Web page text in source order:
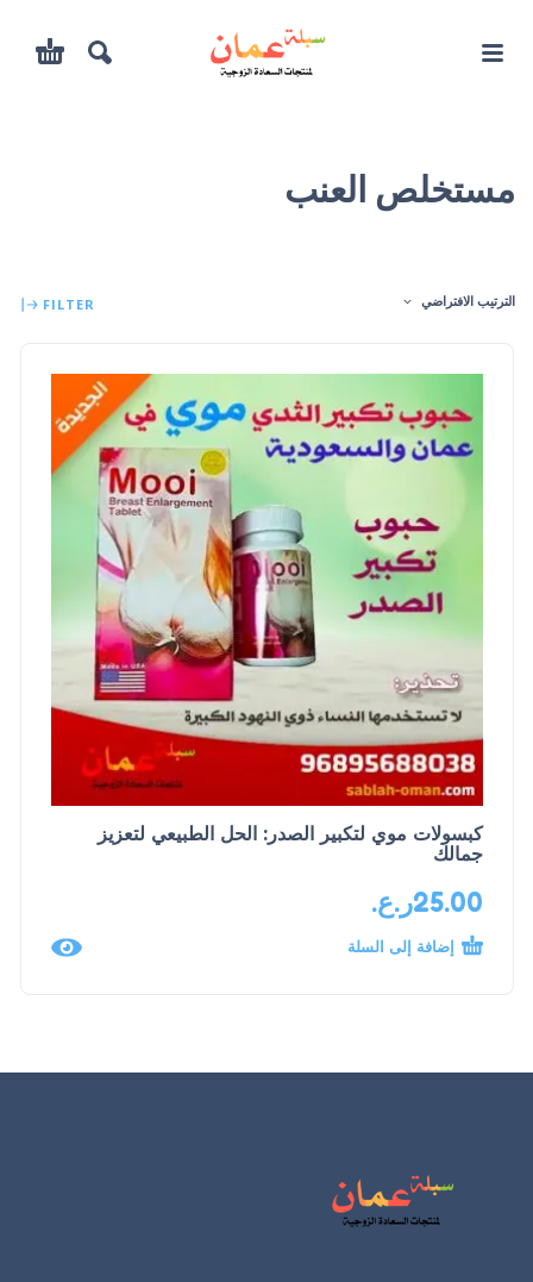
مستخلص العنب
الترتيب الافتراضي FILTER
كبسولات موي لتكبير الصدر: الحل الطبيعي لتعزيز
جمالك
25.00ر.ع.
إضافة إلى السلة